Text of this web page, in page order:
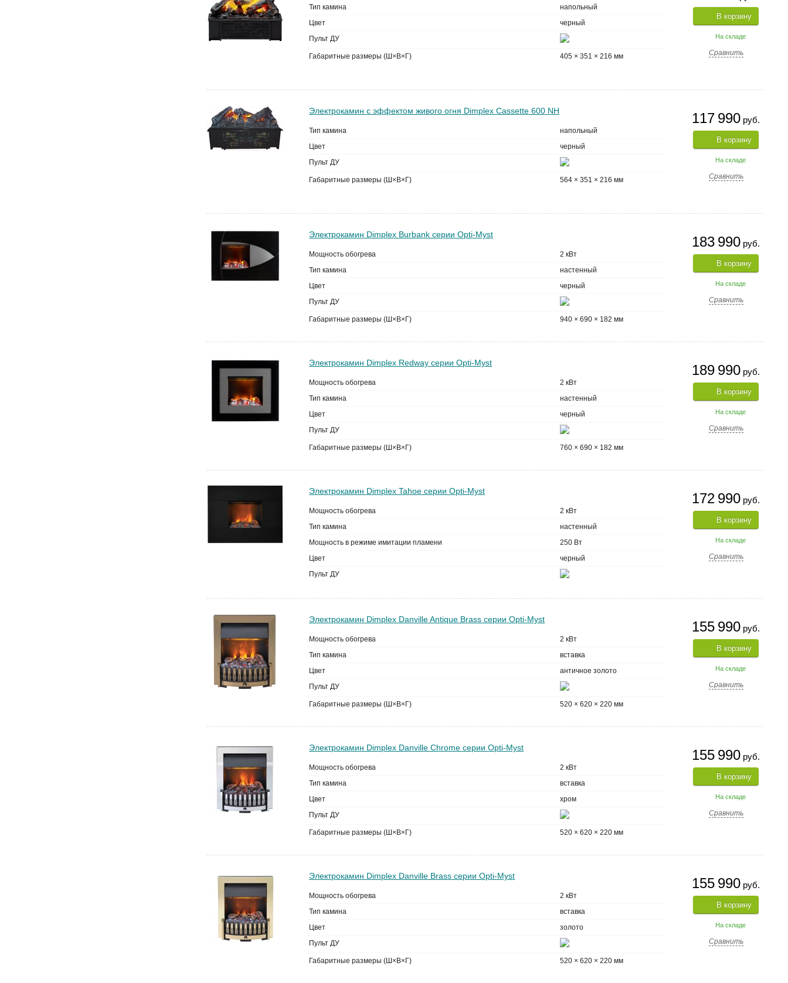
В корзину
На складе
Сравнить
Тип камина
напольный
Цвет
черный
Пульт ДУ
Габаритные размеры (Ш×В×Г) 405 × 351 × 216 мм
117 990 руб.
В корзину
На складе
Сравнить
Электрокамин с эффектом живого огня Dimplex Cassette 600 NH
Тип камина
напольный
Цвет
черный
Пульт ДУ
Габаритные размеры (Ш×В×Г) 564 × 351 × 216 мм
183 990 руб.
В корзину
На складе
Сравнить
Электрокамин Dimplex Burbank серии Opti-Myst
Мощность обогрева
2 кВт
Тип камина
настенный
Цвет
черный
Пульт ДУ
Габаритные размеры (Ш×В×Г) 940 × 690 × 182 мм
189 990 руб.
В корзину
На складе
Сравнить
Электрокамин Dimplex Redway серии Opti-Myst
Мощность обогрева
2 кВт
Тип камина
настенный
Цвет
черный
Пульт ДУ
Габаритные размеры (Ш×В×Г) 760 × 690 × 182 мм
172 990 руб.
В корзину
На складе
Сравнить
Электрокамин Dimplex Tahoe серии Opti-Myst
Мощность обогрева
2 кВт
Тип камина
настенный
Мощность в режиме имитации пламени
250 Вт
Цвет
черный
Пульт ДУ
155 990 руб.
В корзину
На складе
Сравнить
Электрокамин Dimplex Danville Antique Brass серии Opti-Myst
Мощность обогрева
2 кВт
Тип камина
вставка
Цвет
античное золото
Пульт ДУ
Габаритные размеры (Ш×В×Г) 520 × 620 × 220 мм
155 990 руб.
В корзину
На складе
Сравнить
Электрокамин Dimplex Danville Chrome серии Opti-Myst
Мощность обогрева
2 кВт
Тип камина
вставка
Цвет
хром
Пульт ДУ
Габаритные размеры (Ш×В×Г) 520 × 620 × 220 мм
155 990 руб.
В корзину
На складе
Сравнить
Электрокамин Dimplex Danville Brass серии Opti-Myst
Мощность обогрева
2 кВт
Тип камина
вставка
Цвет
золото
Пульт ДУ
Габаритные размеры (Ш×В×Г) 520 × 620 × 220 мм